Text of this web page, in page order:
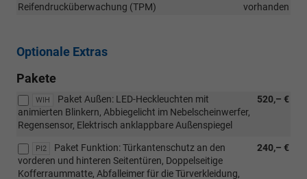
Reifendrucküberwachung (TPM)
vorhanden
Optionale Extras
Pakete
WIH 520,– €
Paket Außen: LED-Heckleuchten mit
animierten Blinkern, Abbiegelicht im Nebelscheinwerfer,
Regensensor, Elektrisch anklappbare Außenspiegel
PI2 240,– €
Paket Funktion: Türkantenschutz an den
vorderen und hinteren Seitentüren, Doppelseitige
Kofferraummatte, Abfalleimer für die Türverkleidung,